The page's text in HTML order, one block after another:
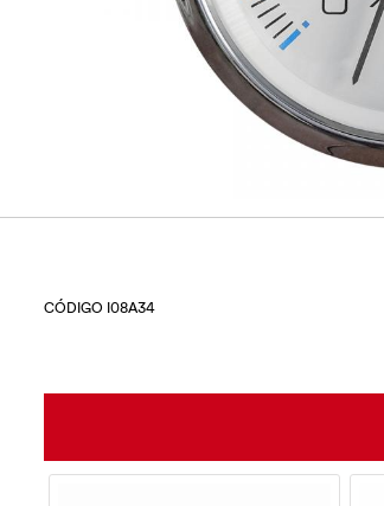
CÓDIGO I08A34